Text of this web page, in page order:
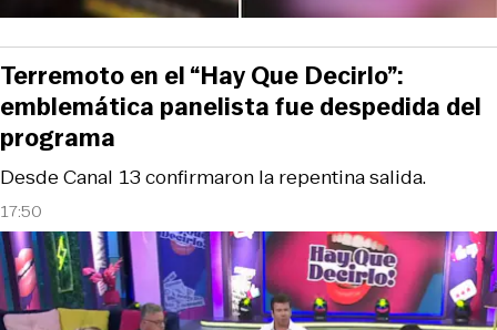
17:50
Desde Canal 13 confirmaron la repentina salida.
Terremoto en el “Hay Que Decirlo”:
emblemática panelista fue despedida del
programa